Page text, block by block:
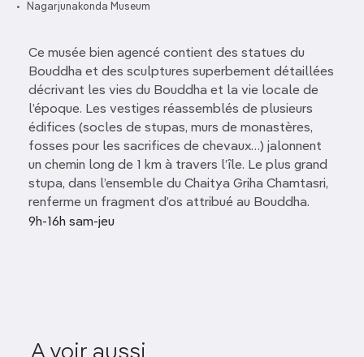
Nagarjunakonda Museum
Ce musée bien agencé contient des statues du
Bouddha et des sculptures superbement détaillées
décrivant les vies du Bouddha et la vie locale de
l’époque. Les vestiges réassemblés de plusieurs
édifices (socles de stupas, murs de monastères,
fosses pour les sacrifices de chevaux…) jalonnent
un chemin long de 1 km à travers l’île. Le plus grand
stupa, dans l’ensemble du Chaitya Griha Chamtasri,
renferme un fragment d’os attribué au Bouddha.
9h-16h sam-jeu
A voir aussi
Lamakaan